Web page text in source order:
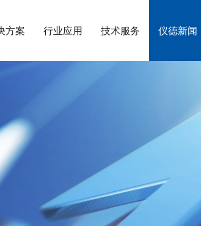
方案 行业应用 技术服务 仪德新闻